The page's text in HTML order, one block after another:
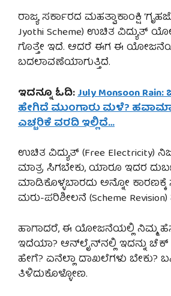
ರಾಜ್ಯ ಸರ್ಕಾರದ ಮಹತ್ವಾಕಾಂಕ್ಷಿ
Jyothi Scheme) ಉಚಿತ ವಿದ್ಯುತ್
ಗೊತ್ತೇ ಇದೆ. ಆದರೆ ಈಗ ಈ
ಬದಲಾವಣೆಯಾಗುತ್ತಿದೆ.
ಇದನ್ನೂ ಓದಿ:July Monsoon
ಹೇಗಿದೆ ಮುಂಗಾರು ಮಳೆ?
ಎಚ್ಚರಿಕೆ ವರದಿ ಇಲ್ಲಿದೆ…
ಉಚಿತ ವಿದ್ಯುತ್ (Free Electricity)
ಮಾತ್ರ ಸಿಗಬೇಕು, ಯಾರೂ ಇದರ
ಮಾಡಿಕೊಳ್ಳಬಾರದು ಅನ್ನೋ
ಮರು-ಪರಿಶೀಲನೆ (Scheme
ಹಾಗಾದರೆ, ಈ ಯೋಜನೆಯಲ್ಲಿ ನಿಮ್ಮ
ಇದೆಯಾ? ಆನ್‌ಲೈನ್‌ನಲ್ಲಿ ಇದನ್ನು ಚೆಕ್
ಹೇಗೆ? ಏನೆಲ್ಲಾ ದಾಖಲೆಗಳು ಬೇಕು?
ತಿಳಿದುಕೊಳ್ಳೋಣ.